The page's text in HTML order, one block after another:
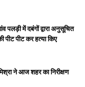
पलड़ी में दबंगों द्वारा अनुसूचित
पीट पीट कर हत्या किए
ने आज शहर का निरीक्षण